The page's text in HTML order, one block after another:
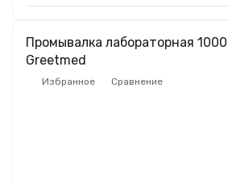
Промывалка лабораторная
Greetmed
Избранное Сравнение